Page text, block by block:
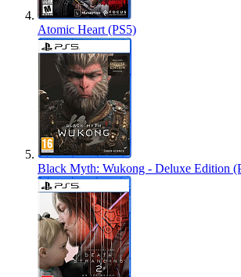
Atomic Heart (PS5)
Black Myth: Wukong - Deluxe Edition